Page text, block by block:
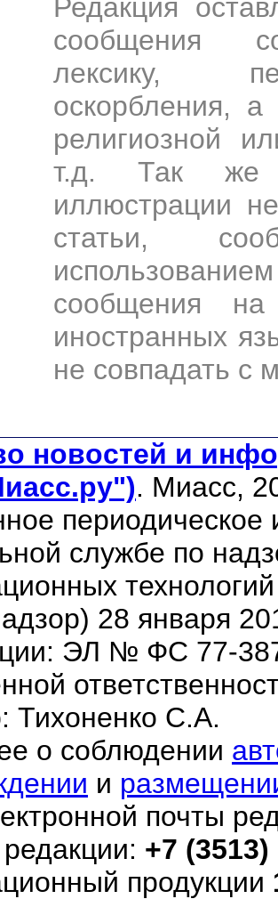
Редакция
сообщения
лексику,
оскорбления,
религиозной
т.д. Так же
иллюстрации
статьи,
сообщения
иностранных
не совпадать с
новостей и
. Миасс,
периодическое
службе по
28 января
ЭЛ № ФС 77-
Тихоненко С.А.
о соблюдении
и
почты
+7
продукции